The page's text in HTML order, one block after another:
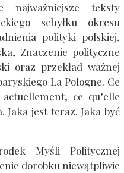
najważniejsze teksty
schyłku okresu
polityki polskiej,
Znaczenie polityczne
oraz przekład ważnej
La Pologne. Ce
ce qu’elle
Jaka jest teraz. Jaka być
Myśli Politycznej
dorobku niewątpliwie